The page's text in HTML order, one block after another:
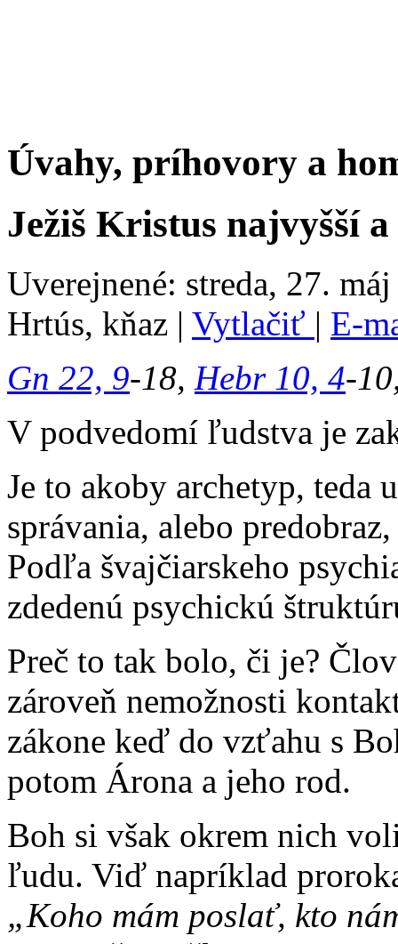
Úvahy, príhovory a
Ježiš Kristus najvyšší
Uverejnené: streda, 27.
Hrtús, kňaz | Vytlačiť | E-
Gn 22, 9-18, Hebr 10, 4-
V podvedomí ľudstva je
Je to akoby archetyp, teda
správania, alebo
Podľa švajčiarskeho
zdedenú psychickú
Preč to tak bolo, či je?
zároveň nemožnosti
zákone keď do vzťahu s
potom Árona a jeho rod.
Boh si však okrem nich
ľudu. Viď napríklad
„Koho mám poslať, kto